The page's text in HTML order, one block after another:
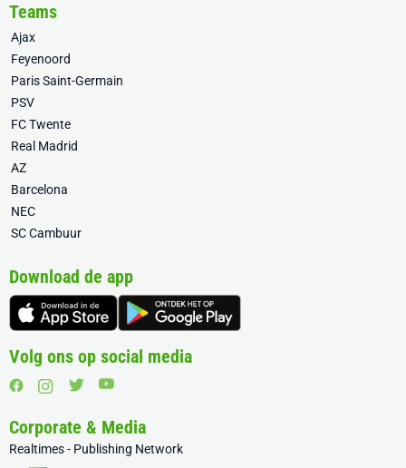
Teams
Ajax
Feyenoord
Paris Saint-Germain
PSV
FC Twente
Real Madrid
AZ
Barcelona
NEC
SC Cambuur
Download de app
Volg ons op social media
Corporate & Media
Realtimes - Publishing Network